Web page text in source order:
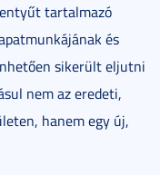
tartalmazó
és
sikerült eljutni
nem az eredeti,
hanem egy új,